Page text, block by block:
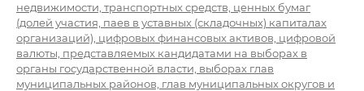
недвижимости, транспортных средств, ценных бумаг
(долей участия, паев в уставных (складочных) капиталах
организаций), цифровых финансовых активов, цифровой
валюты, представляемых кандидатами на выборах в
органы государственной власти, выборах глав
муниципальных районов, глав муниципальных округов и